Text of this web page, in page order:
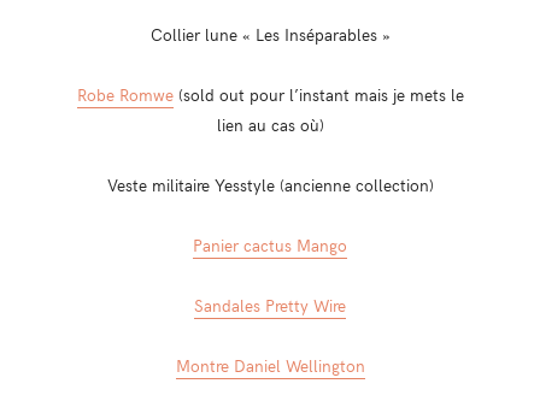
Collier lune « Les Inséparables »
Robe Romwe(sold out pour l’instant mais je mets le
lien au cas où)
Veste militaire Yesstyle (ancienne collection)
Panier cactus Mango
Sandales Pretty Wire
Montre Daniel Wellington